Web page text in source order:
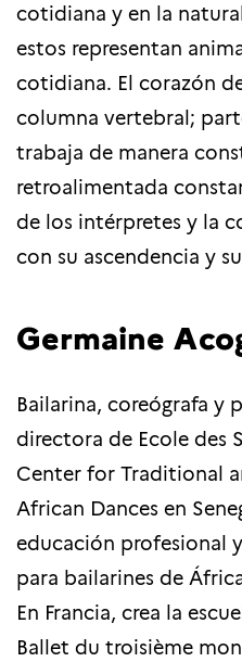
cotidiana y en la
estos representan
cotidiana. El corazón
columna vertebral;
trabaja de manera
retroalimentada
de los intérpretes y la
con su ascendencia y
Germaine
Bailarina, coreógrafa y
directora de Ecole des
Center for Traditional
African Dances en
educación profesional
para bailarines de
En Francia, crea la
Ballet du troisième